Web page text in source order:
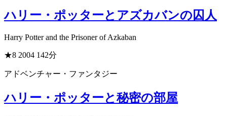
ハリー・ポッターとアズカバンの囚人
Harry Potter and the Prisoner of Azkaban
★8 2004 142分
アドベンチャー・ファンタジー
ハリー・ポッターと秘密の部屋